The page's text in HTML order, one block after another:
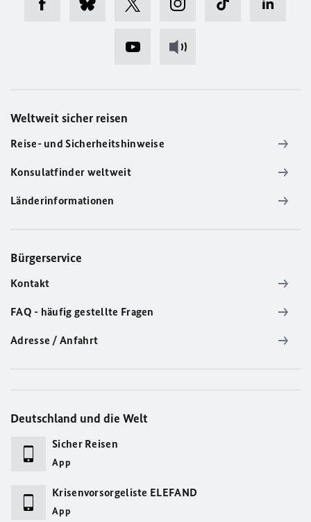
Weltweit sicher reisen
Reise- und Sicherheitshinweise
Konsulatfinder weltweit
Länderinformationen
Bürgerservice
Kontakt
FAQ - häufig gestellte Fragen
Adresse / Anfahrt
Deutschland und die Welt
Sicher Reisen
App
Krisenvorsorgeliste ELEFAND
App